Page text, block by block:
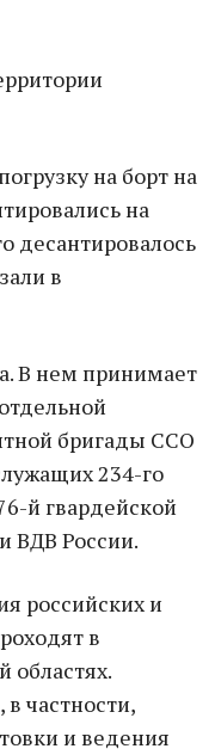
на борт на
на
десантировалось
в
В нем принимает
бригады ССО
234-го
й гвардейской
ВДВ России.
российских и
в
областях.
частности,
и ведения